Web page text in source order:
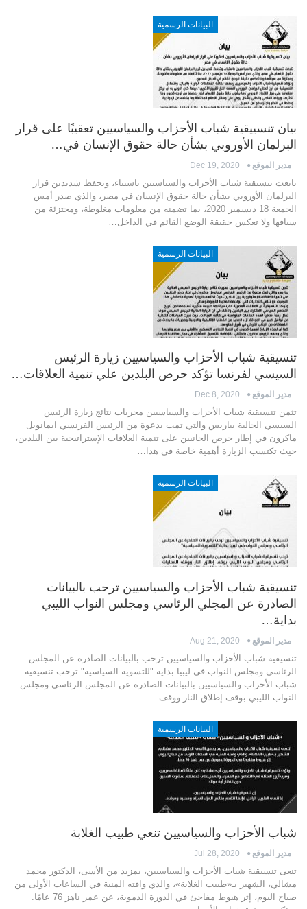
البيانات الرسمية
بيان تنسييقية شباب الأحزاب والسياسيين تعقيبًا على قرار
البرلمان الأوروبي بشأن حالة حقوق الإنسان في…
مدير الموقع Dec 19, 2020
تابعت تنسيقية شباب الأحزاب والسياسيين باستياء، وتحفظ شديدين قرار
البرلمان الأوروبي بشأن حالة حقوق ‏الإنسان في مصر، والذي صدر أمس
الجمعة 18 ديسمبر 2020، بما تضمنه من معلومات مغلوطة، ومجتزئة من
سياقها ولا تعكس حقيقة الوضع القائم في الداخل…
البيانات الرسمية
تنسيقية شباب الأحزاب والسياسيين زيارة الرئيس
السيسي لفرنسا تؤكد حرص البلدين علي تنمية العلاقات…
مدير الموقع Dec 8, 2020
تثمن تنسيقية شباب الأحزاب والسياسيين مجريات نتائج زيارة الرئيس
السيسي الحالية بباريس والتي تمت بدعوة من الرئيس الفرنسي ايمانويل
ماكرون في إطار حرص الجانبين على تنمية العلاقات الإستراتيجية بين البلدين،
حيث تكتسب الزيارة أهمية خاصة في هذا…
البيانات الرسمية
تنسيقية شباب الأحزاب والسياسيين ترحب بالبيانات
الصادرة عن المجلي الرئاسي ومجلس النواب الليبي
بداية…
مدير الموقع Aug 21, 2020
تنسيقية شباب الأحزاب والسياسيين ترحب بالبيانات الصادرة عن المجلس
الرئاسي ومجلس النواب في ليبيا بداية "للتسوية السياسية" ترحب تنسيقية
شباب الأحزاب والسياسيين بالبيانات الصادرة عن المجلس الرئاسي ومجلس
النواب الليبي بوقف إطلاق النار ووقف…
البيانات الرسمية
شباب الأحزاب والسياسيين تنعي طبيب الغلابة
مدير الموقع Jul 28, 2020
تنعى تنسيقية شباب الأحزاب والسياسيين، بمزيد من الأسى، الدكتور محمد
مشالي، الشهير بـ«طبيب الغلابة»، والذي وافته المنية في الساعات الأولى من
صباح اليوم، إثر هبوط مفاجئ في الدورة الدموية، عن عمر ناهز 76 عامًا.